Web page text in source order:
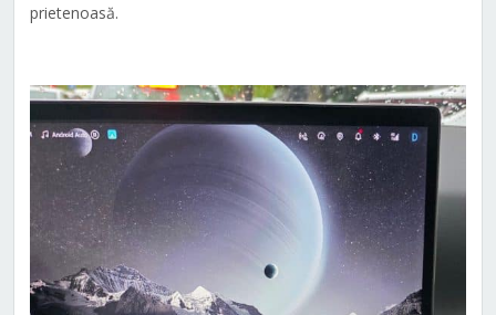
prietenoasă.